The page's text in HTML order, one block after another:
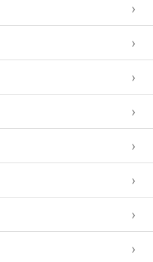
›
›
›
›
›
›
›
›